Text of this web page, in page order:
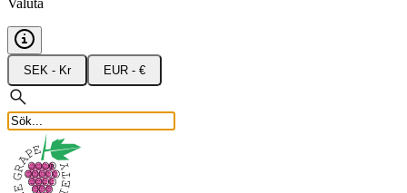
Valuta
SEK - Kr EUR - €